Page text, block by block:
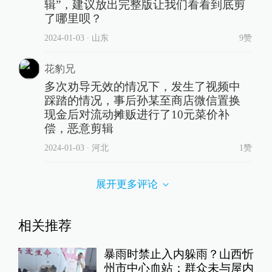
辑”，建议放出完整版让我们看看到底剪
了哪里呗？
2024-01-03∙ 山东 9赞
花豹兄
多次劝导无效的情况下，发生了视频中
踩踏的情况，事后孙某至商店微信置换
现金后对流动摊贩进行了10元菜价补
偿，恶意剪辑
2024-01-03∙ 河北 1赞
展开更多评论
相关推荐
暴雨时禁止入内躲雨？山西忻
州市中心血站：群众未与屋内